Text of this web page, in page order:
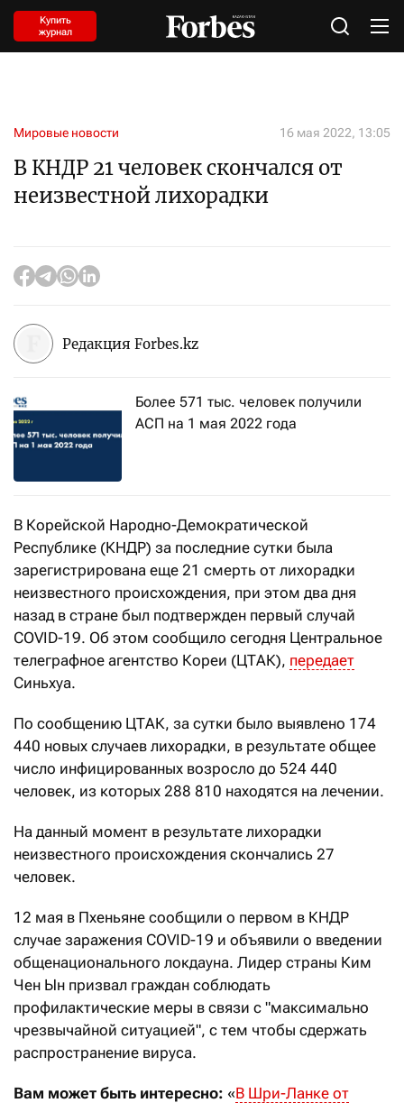
Купить
журнал
Мировые новости 16 мая 2022, 13:05
В КНДР 21 человек скончался от
неизвестной лихорадки
Редакция Forbes.kz
Более 571 тыс. человек получили
АСП на 1 мая 2022 года
В Корейской Народно-Демократической
Республике (КНДР) за последние сутки была
зарегистрирована еще 21 смерть от лихорадки
неизвестного происхождения, при этом два дня
назад в стране был подтвержден первый случай
COVID-19. Об этом сообщило сегодня Центральное
телеграфное агентство Кореи (ЦТАК), передает
Синьхуа.
По сообщению ЦТАК, за сутки было выявлено 174
440 новых случаев лихорадки, в результате общее
число инфицированных возросло до 524 440
человек, из которых 288 810 находятся на лечении.
На данный момент в результате лихорадки
неизвестного происхождения скончались 27
человек.
12 мая в Пхеньяне сообщили о первом в КНДР
случае заражения COVID-19 и объявили о введении
общенационального локдауна. Лидер страны Ким
Чен Ын призвал граждан соблюдать
профилактические меры в связи с "максимально
чрезвычайной ситуацией", с тем чтобы сдержать
распространение вируса.
Вам может быть интересно: «В Шри-Ланке от